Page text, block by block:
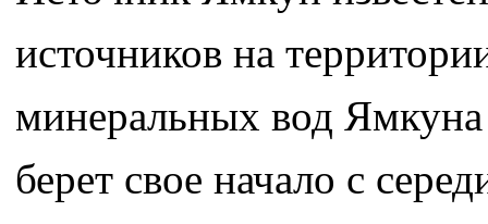
источников на
минеральных вод
берет свое начало с